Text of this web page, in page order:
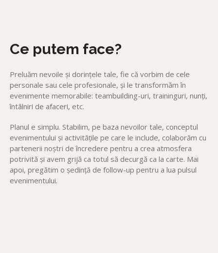
Ce putem face?
Preluăm nevoile şi dorinţele tale, fie că vorbim de cele
personale sau cele profesionale, şi le transformăm în
evenimente memorabile: teambuilding-uri, traininguri, nunţi,
întâlniri de afaceri, etc.
Planul e simplu. Stabilim, pe baza nevoilor tale, conceptul
evenimentului şi activităţile pe care le include, colaborăm cu
partenerii noştri de încredere pentru a crea atmosfera
potrivită şi avem grijă ca totul să decurgă ca la carte. Mai
apoi, pregătim o şedinţă de follow-up pentru a lua pulsul
evenimentului.